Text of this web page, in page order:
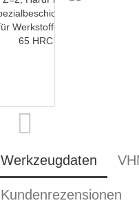
Werkzeugdaten
Kundenrezensionen